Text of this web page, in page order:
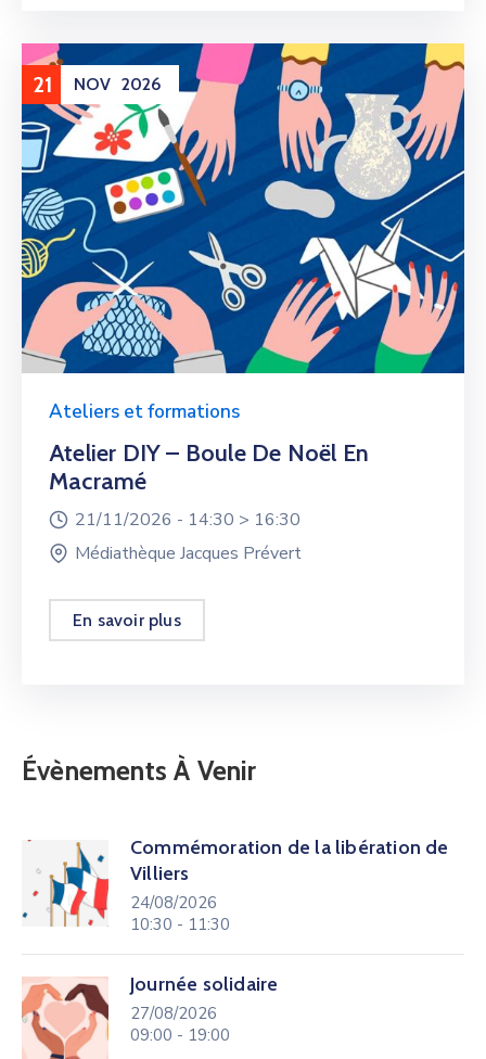
21 NOV 2026
Ateliers et formations
Atelier DIY – Boule De Noël En
Macramé
21/11/2026 - 14:30 > 16:30
Médiathèque Jacques Prévert
En savoir plus
Évènements À Venir
Commémoration de la libération de
Villiers
24/08/2026
10:30 - 11:30
Journée solidaire
27/08/2026
09:00 - 19:00